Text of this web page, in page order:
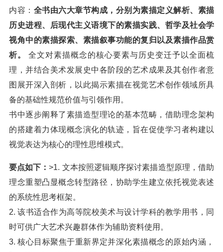
内容： 全书由六大章节构成，分别为素描定义解析、素描
历史进程、后现代主义语境下的素描实践、哲学及社会学
视角中的素描探索、素描叙事功能的复归以及素描作品赏
析。
全文对素描概念的核心要素与历史变迁予以全面梳
理，并结合美术发展史中各阶段的艺术成果及其创作者意
图展开深入剖析，以此揭示素描在视觉艺术创作领域所具
备的基础性规范价值与引领作用。
书中逐步阐释了素描造型理论的基本范畴，借助理念架构
的搭建着力体现概念演化的轨迹，旨在促使学习者构建以
视觉表达为核心的理性思维模式。
要点如下：>1. 文本按照逻辑顺序探讨素描造型原理，借助
理念重塑凸显概念转型路径，协助学生建立依托视觉表述
的系统性思考框架。
2. 该书适合作为高等院校美术与设计学科的教学用书，同
时可供广大艺术兴趣群体作为辅助资料使用。
3. 核心目标聚焦于重新界定并深化素描概念的原始内涵，